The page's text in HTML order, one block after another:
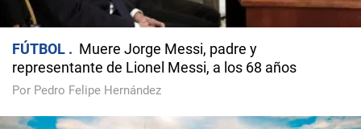
FÚTBOL
Muere Jorge Messi, padre y
representante de Lionel Messi, a los 68 años
Por Pedro Felipe Hernández